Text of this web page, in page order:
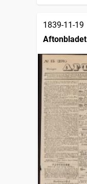
1839-11-19
Aftonbladet